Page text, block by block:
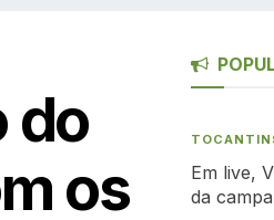
do
os
Em live,
da